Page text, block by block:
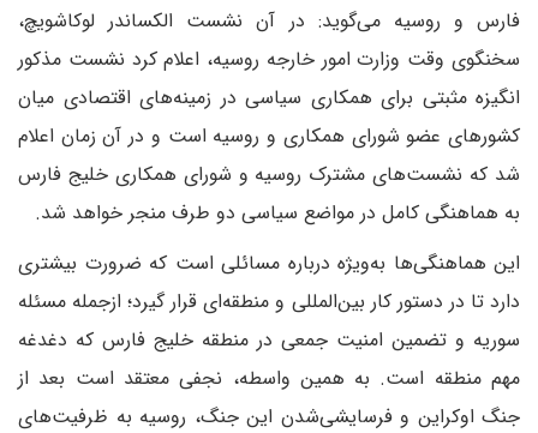
فارس و روسیه می‌گوید: در آن نشست الکساندر لوکاشویچ،
سخنگوی وقت وزارت امور خارجه روسیه، اعلام کرد نشست مذکور
انگیزه مثبتی برای همکاری سیاسی در زمینه‌های اقتصادی میان
کشورهای عضو شورای همکاری و روسیه است و در آن زمان اعلام
شد که نشست‌های مشترک روسیه و شورای همکاری خلیج فارس
به هماهنگی کامل در مواضع سیاسی دو طرف منجر خواهد شد.
این هماهنگی‌ها به‌ویژه درباره مسائلی است که ضرورت بیشتری
دارد تا در دستور کار بین‌المللی و منطقه‌ای قرار گیرد؛ از‌جمله مسئله
سوریه و تضمین امنیت جمعی در منطقه خلیج فارس که دغدغه
مهم منطقه است. به همین واسطه، نجفی معتقد است بعد از
جنگ اوکراین و فرسایشی‌شدن این جنگ، روسیه به ظرفیت‌های